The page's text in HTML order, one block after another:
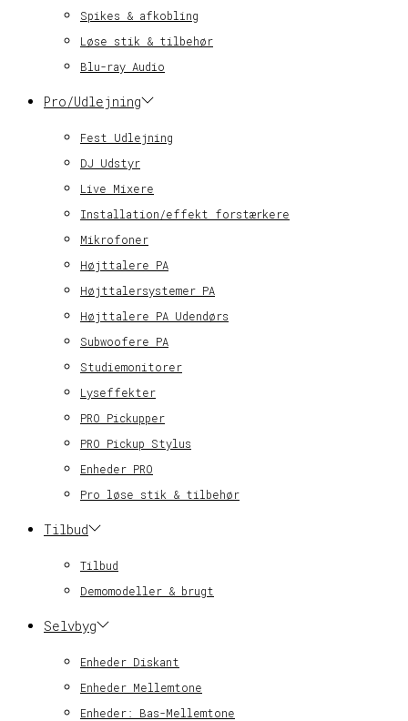
Spikes & afkobling
Løse stik & tilbehør
Blu-ray Audio
Pro/Udlejning
Fest Udlejning
DJ Udstyr
Live Mixere
Installation/effekt forstærkere
Mikrofoner
Højttalere PA
Højttalersystemer PA
Højttalere PA Udendørs
Subwoofere PA
Studiemonitorer
Lyseffekter
PRO Pickupper
PRO Pickup Stylus
Enheder PRO
Pro løse stik & tilbehør
Tilbud
Tilbud
Demomodeller & brugt
Selvbyg
Enheder Diskant
Enheder Mellemtone
Enheder: Bas-Mellemtone